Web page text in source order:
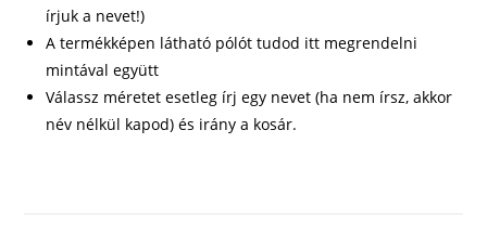
írjuk a nevet!)
A termékképen látható pólót tudod itt megrendelni
mintával együtt
Válassz méretet esetleg írj egy nevet (ha nem írsz, akkor
név nélkül kapod) és irány a kosár.